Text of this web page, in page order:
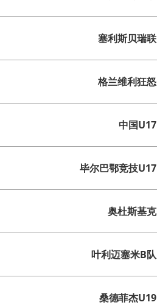
塞利斯贝瑞联
格兰维利狂怒
中国U17
毕尔巴鄂竞技U17
奥杜斯基克
叶利迈塞米B队
桑德菲杰U19